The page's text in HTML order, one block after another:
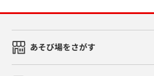
あそび場をさがす